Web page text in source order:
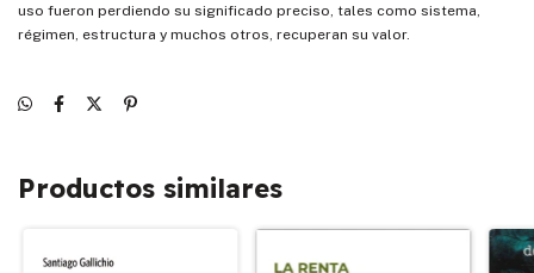
uso fueron perdiendo su significado preciso, tales como sistema,
régimen, estructura y muchos otros, recuperan su valor.
Productos similares